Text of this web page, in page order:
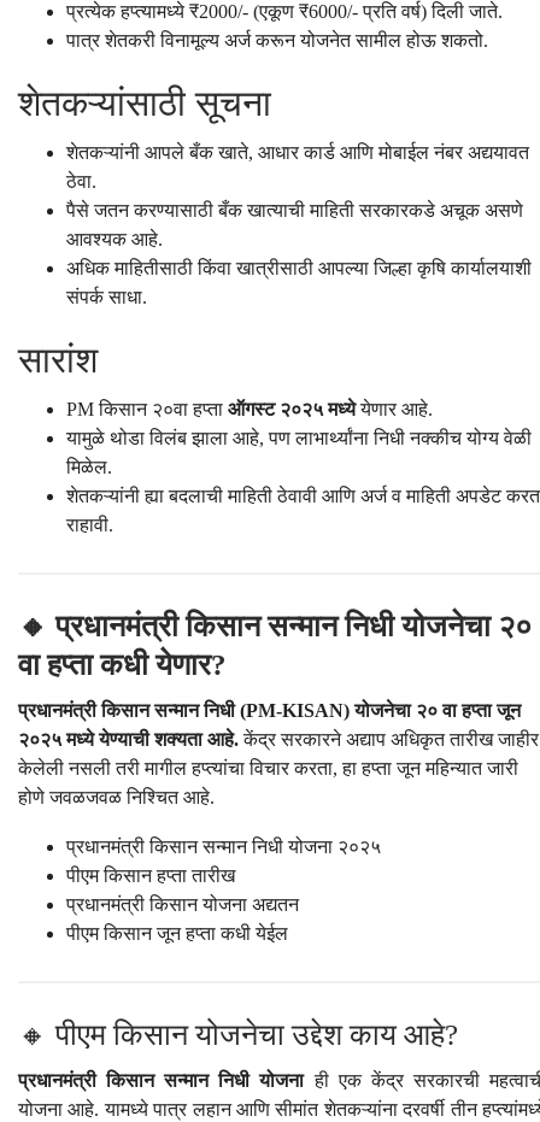
प्रत्येक हप्त्यामध्ये ₹2000/- (एकूण ₹6000/- प्रति वर्ष) दिली जाते.
पात्र शेतकरी विनामूल्य अर्ज करून योजनेत सामील होऊ शकतो.
शेतकऱ्यांसाठी सूचना
शेतकऱ्यांनी आपले बँक खाते, आधार कार्ड आणि मोबाईल नंबर अद्ययावत
ठेवा.
पैसे जतन करण्यासाठी बँक खात्याची माहिती सरकारकडे अचूक असणे
आवश्यक आहे.
अधिक माहितीसाठी किंवा खात्रीसाठी आपल्या जिल्हा कृषि कार्यालयाशी
संपर्क साधा.
सारांश
PM किसान २०वा हप्ता ऑगस्ट २०२५ मध्येयेणार आहे.
यामुळे थोडा विलंब झाला आहे, पण लाभार्थ्यांना निधी नक्कीच योग्य वेळी
मिळेल.
शेतकऱ्यांनी ह्या बदलाची माहिती ठेवावी आणि अर्ज व माहिती अपडेट करत
राहावी.
🔸 प्रधानमंत्री किसान सन्मान निधी योजनेचा २०
वा हप्ता कधी येणार?
प्रधानमंत्री किसान सन्मान निधी (PM-KISAN) योजनेचा २० वा हप्ता जून
२०२५ मध्ये येण्याची शक्यता आहे.केंद्र सरकारने अद्याप अधिकृत तारीख जाहीर
केलेली नसली तरी मागील हप्त्यांचा विचार करता, हा हप्ता जून महिन्यात जारी
होणे जवळजवळ निश्चित आहे.
प्रधानमंत्री किसान सन्मान निधी योजना २०२५
पीएम किसान हप्ता तारीख
प्रधानमंत्री किसान योजना अद्यतन
पीएम किसान जून हप्ता कधी येईल
🔸 पीएम किसान योजनेचा उद्देश काय आहे?
प्रधानमंत्री किसान सन्मान निधी योजनाही एक केंद्र सरकारची
योजना आहे. यामध्ये पात्र लहान आणि सीमांत शेतकऱ्यांना दरवर्षी तीन